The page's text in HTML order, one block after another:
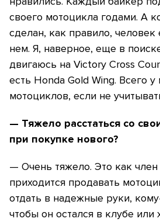
своего мотоцикла годами. А
сделан, как правило, человек
нем. Я, наверное, еще в
двигаюсь на Victory Cross
есть Honda Gold Wing. Всего
мотоциклов, если не
— Тяжело расстаться со
при покупке нового?
— Очень тяжело. Это как член
приходится продавать
отдать в надежные руки,
чтобы он остался в клубе или